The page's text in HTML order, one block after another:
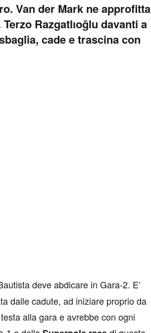
Van der Mark ne approfitta
Razgatlıoğlu davanti a
cade e trascina con
deve abdicare in Gara-2. E’
dalle cadute, ad iniziare proprio da
alla gara e avrebbe con ogni